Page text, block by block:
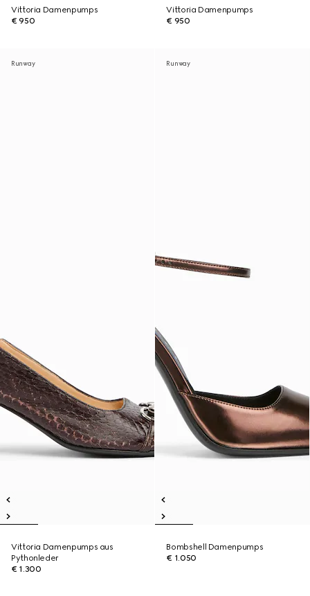
Vittoria Damenpumps
€ 950
Vittoria Damenpumps
€ 950
Runway
Vittoria Damenpumps aus
Pythonleder
€ 1.300
Runway
Bombshell Damenpumps
€ 1.050